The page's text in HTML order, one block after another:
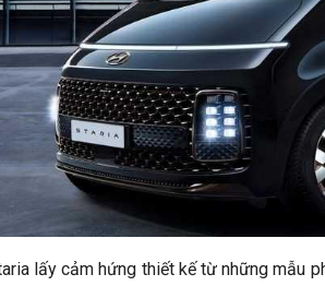
lấy cảm hứng thiết kế từ những mẫu